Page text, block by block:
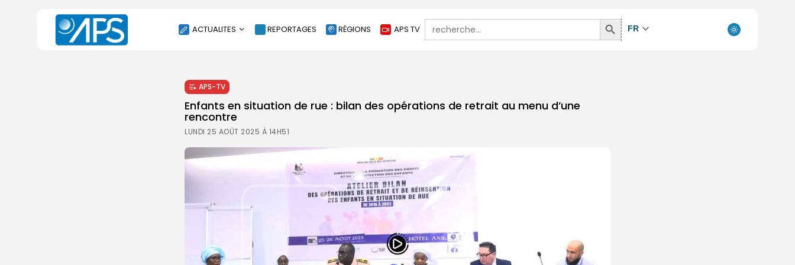
ACTUALITES
SOCIÉTÉ
ÉCONOMIE
CULTURE
ENVIRONNEMENT
SANTE
REPORTAGES RÉGIONS APS TV
Search
for:
Search
Button
FR
APS-TV
Enfants en situation de rue : bilan des opérations de retrait au menu d’une
rencontre
LUNDI 25 AOÛT 2025 À 14H51